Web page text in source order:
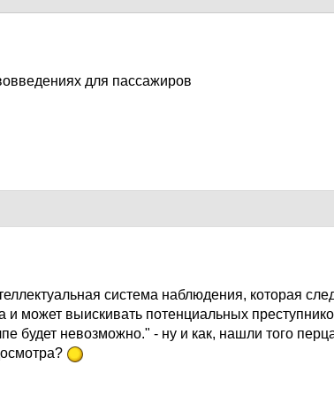
для пассажиров
система наблюдения, которая
и может выискивать потенциальных
будет невозможно." - ну и как, нашли того